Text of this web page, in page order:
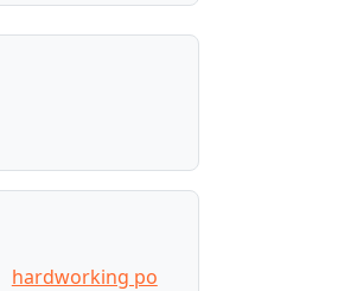
hardworking po